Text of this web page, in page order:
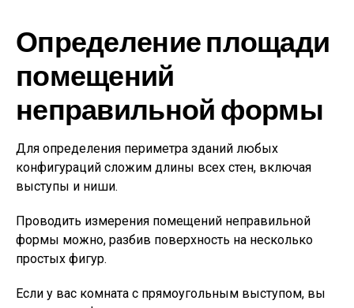
Определение площади
помещений
неправильной формы
Для определения периметра зданий любых
конфигураций сложим длины всех стен, включая
выступы и ниши.
Проводить измерения помещений неправильной
формы можно, разбив поверхность на несколько
простых фигур.
Если у вас комната с прямоугольным выступом, вы